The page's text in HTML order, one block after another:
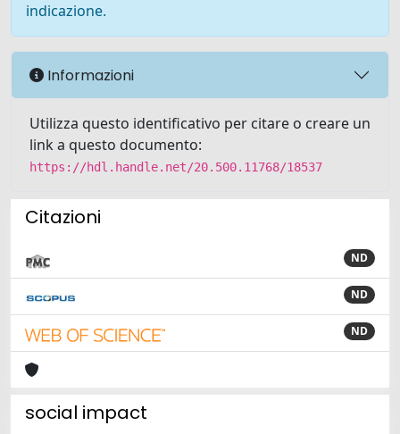
indicazione.
Informazioni
Utilizza questo identificativo per citare o creare un
link a questo documento:
https://hdl.handle.net/20.500.11768/18537
Citazioni
ND
ND
ND
social impact